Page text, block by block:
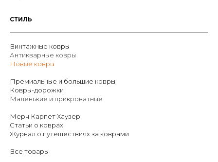
СТИЛЬ
Винтажные ковры
Антикварные ковры
Новые ковры
Премиальные и большие ковры
Ковры-дорожки
Маленькие и прикроватные
Мерч Карпет Хаузер
Статьи о коврах
Журнал о путешествиях за коврами
Все товары